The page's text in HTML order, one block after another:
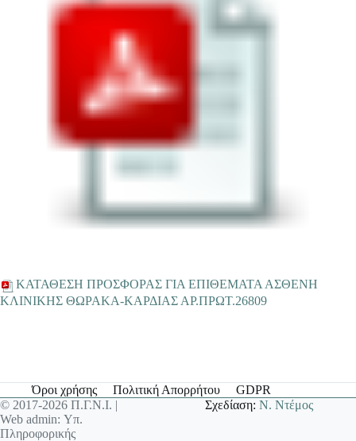
ΚΑΤΑΘΕΣΗ ΠΡΟΣΦΟΡΑΣ ΓΙΑ ΕΠΙΘΕΜΑΤΑ ΑΣΘΕΝΗ
ΚΛΙΝΙΚΗΣ ΘΩΡΑΚΑ-ΚΑΡΔΙΑΣ ΑΡ.ΠΡΩΤ.26809
Όροι χρήσης Πολιτική Απορρήτου
GDPR
© 2017-2026 Π.Γ.Ν.Ι. |
Web admin: Υπ.
Πληροφορικής
Σχεδίαση:Ν. Ντέμος